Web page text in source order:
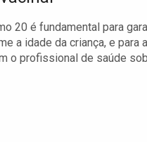
20 é fundamental para
a idade da criança, e para
o profissional de saúde